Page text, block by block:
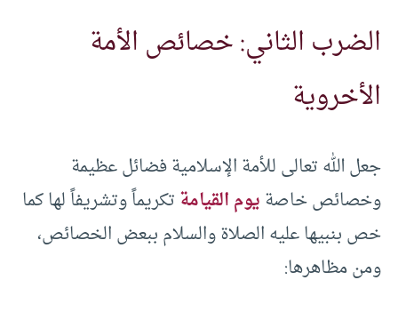
الضرب الثاني: خصائص الأمة
الأخروية
جعل الله تعالى للأمة الإسلامية فضائل عظيمة
وخصائص خاصةيوم القيامةتكريماً وتشريفاً لها كما
خص بنبيها عليه الصلاة والسلام ببعض الخصائص،
ومن مظاهرها: